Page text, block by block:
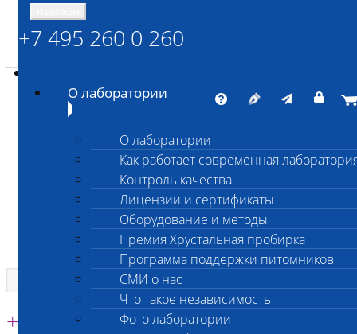
ШАНС БИО
Независимая ветеринарная лаборатория
Единая круглосуточная справочная
+7 495 260 0 260
+7 495 260 0 260
О лаборатории
О лаборатории
Как работает современная
Контроль качества
Лицензии и сертификаты
Оборудование и методы
Премия Хрустальная пробирка
Программа поддержки питомников
СМИ о нас
Что такое независимость
Фото лаборатории